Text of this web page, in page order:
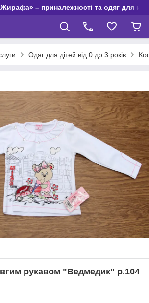
– приналежності та одяг для
Одяг для дітей від 0 до 3 років
рукавом "Ведмедик" р.104